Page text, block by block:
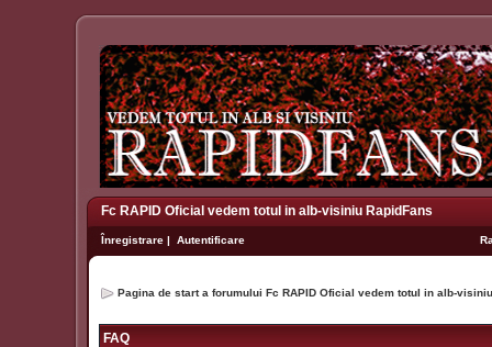
Fc RAPID Oficial vedem totul in alb-visiniu RapidFans
Înregistrare | Autentificare
Pagina de start a forumului Fc RAPID Oficial vedem totul in alb-
FAQ